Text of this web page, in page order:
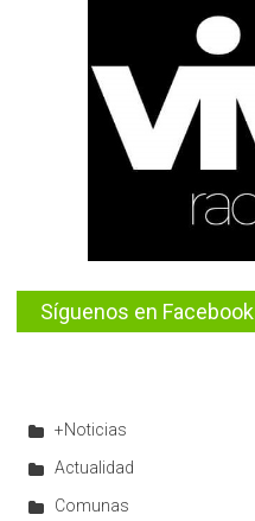
Síguenos en Facebook
+Noticias
Actualidad
Comunas